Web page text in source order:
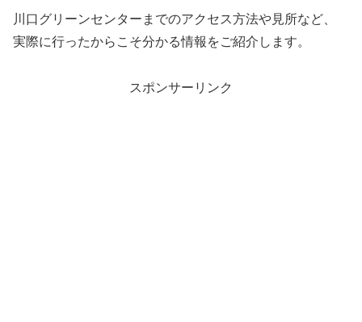
川口グリーンセンターまでのアクセス方法や見所など、
実際に行ったからこそ分かる情報をご紹介します。
スポンサーリンク